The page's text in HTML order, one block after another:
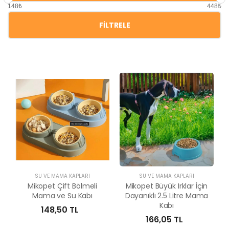
148₺ 448₺
FILTRELE
SU VE MAMA KAPLARI
Mikopet Çift Bölmeli
Mama ve Su Kabı
148,50 TL
SU VE MAMA KAPLARI
Mikopet Büyük Irklar İçin
Dayanıklı 2.5 Litre Mama
Kabı
166,05 TL